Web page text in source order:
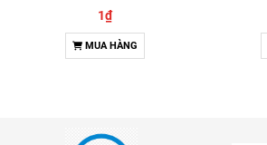
1₫
MUA HÀNG